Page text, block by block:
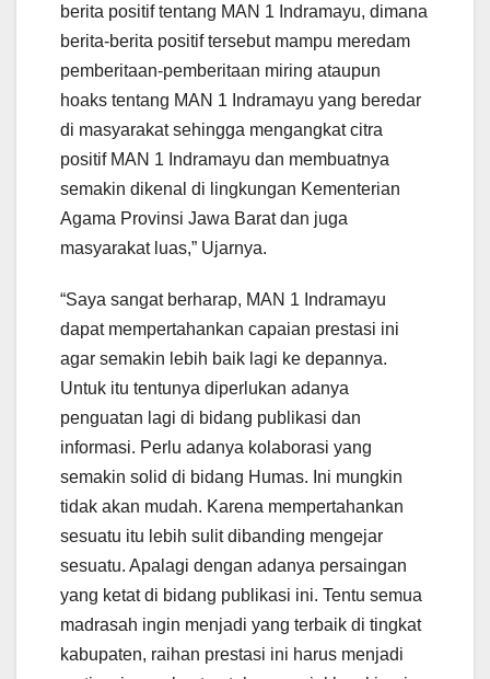
berita positif tentang MAN 1 Indramayu, dimana
berita-berita positif tersebut mampu meredam
pemberitaan-pemberitaan miring ataupun
hoaks tentang MAN 1 Indramayu yang beredar
di masyarakat sehingga mengangkat citra
positif MAN 1 Indramayu dan membuatnya
semakin dikenal di lingkungan Kementerian
Agama Provinsi Jawa Barat dan juga
masyarakat luas,” Ujarnya.
“Saya sangat berharap, MAN 1 Indramayu
dapat mempertahankan capaian prestasi ini
agar semakin lebih baik lagi ke depannya.
Untuk itu tentunya diperlukan adanya
penguatan lagi di bidang publikasi dan
informasi. Perlu adanya kolaborasi yang
semakin solid di bidang Humas. Ini mungkin
tidak akan mudah. Karena mempertahankan
sesuatu itu lebih sulit dibanding mengejar
sesuatu. Apalagi dengan adanya persaingan
yang ketat di bidang publikasi ini. Tentu semua
madrasah ingin menjadi yang terbaik di tingkat
kabupaten, raihan prestasi ini harus menjadi